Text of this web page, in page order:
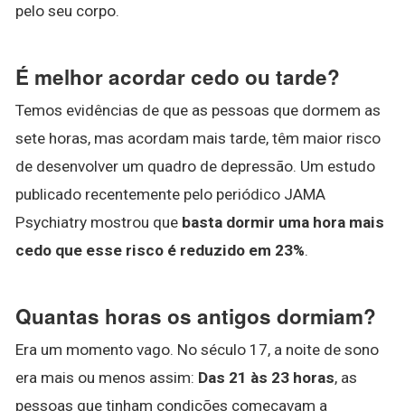
pelo seu corpo.
É melhor acordar cedo ou tarde?
Temos evidências de que as pessoas que dormem as
sete horas, mas acordam mais tarde, têm maior risco
de desenvolver um quadro de depressão. Um estudo
publicado recentemente pelo periódico JAMA
Psychiatry mostrou que basta dormir uma hora mais
cedo que esse risco é reduzido em 23%.
Quantas horas os antigos dormiam?
Era um momento vago. No século 17, a noite de sono
era mais ou menos assim: Das 21 às 23 horas, as
pessoas que tinham condições começavam a